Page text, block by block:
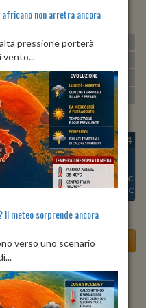
max:28º U:
max:31º
max:29º U:80% 86%
21º max:23º U:80%
MER 12
Max:23°C
GIO 13
Min:21°C
Max:23°C
VEN 14
21°C
Max:23°C
5 giorni
non arretra ancora
pressione porterà
vento...
meteo sorprende ancora
verso uno scenario